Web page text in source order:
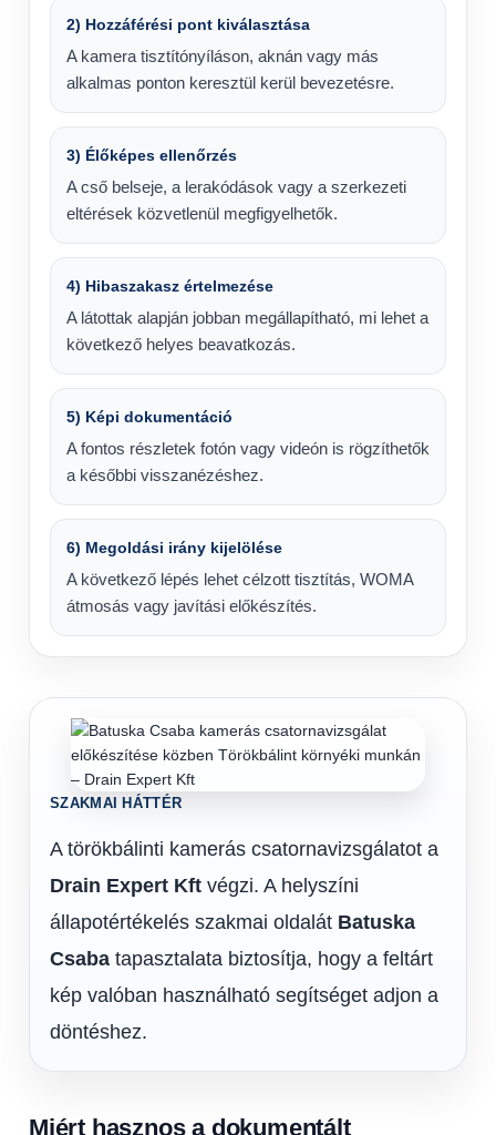
2) Hozzáférési pont kiválasztása
A kamera tisztítónyíláson, aknán vagy más
alkalmas ponton keresztül kerül bevezetésre.
3) Élőképes ellenőrzés
A cső belseje, a lerakódások vagy a szerkezeti
eltérések közvetlenül megfigyelhetők.
4) Hibaszakasz értelmezése
A látottak alapján jobban megállapítható, mi lehet a
következő helyes beavatkozás.
5) Képi dokumentáció
A fontos részletek fotón vagy videón is rögzíthetők
a későbbi visszanézéshez.
6) Megoldási irány kijelölése
A következő lépés lehet célzott tisztítás, WOMA
átmosás vagy javítási előkészítés.
SZAKMAI HÁTTÉR
A törökbálinti kamerás csatornavizsgálatot a
Drain Expert Kft végzi. A helyszíni
állapotértékelés szakmai oldalát Batuska
Csaba tapasztalata biztosítja, hogy a feltárt
kép valóban használható segítséget adjon a
döntéshez.
Miért hasznos a dokumentált